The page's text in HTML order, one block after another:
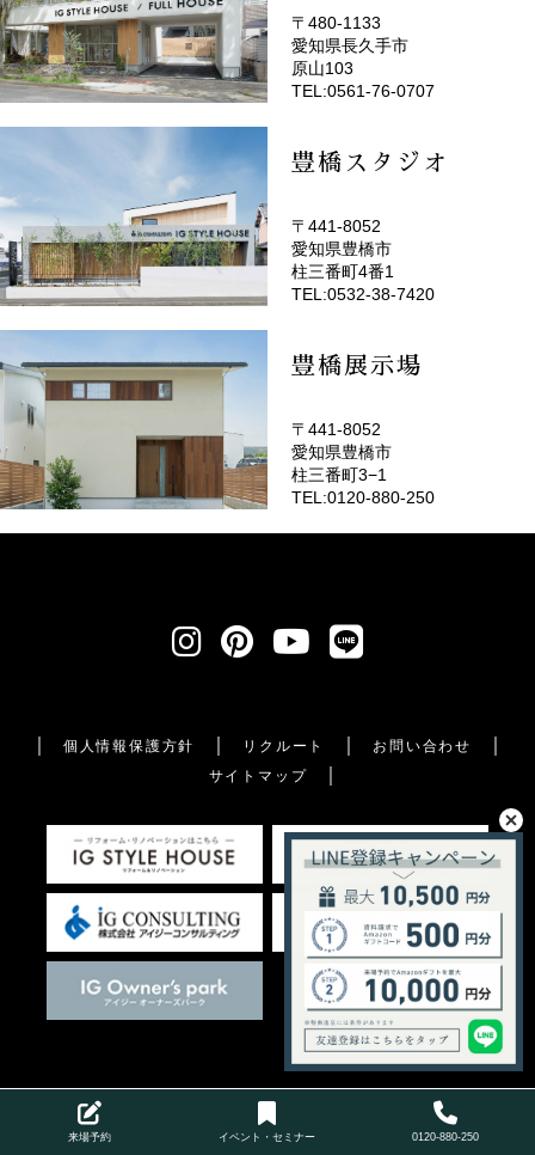
(EMOTOP名古屋)
〒480-1133
愛知県長久手市
原山103
TEL:0561-76-0707
豊橋スタジオ
(EMOTOP豊橋)
〒441-8052
愛知県豊橋市
柱三番町4番1
TEL:0532-38-7420
豊橋展示場
〒441-8052
愛知県豊橋市
柱三番町3−1
TEL:0120-880-250
個人情報保護方針 リクルート
お問い合わせ
サイトマップ
This site is protected by reCAPTCHA and the Google
来場予約 イベント・セミナー 0120-880-250